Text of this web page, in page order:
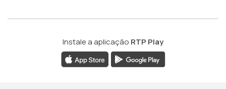
Instale a aplicação RTP Play